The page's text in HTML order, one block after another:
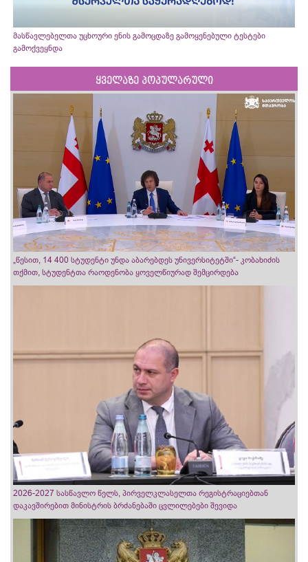
მასწავლებელთა უცხოური ენის გამოცდაზე გამოყენებული ტესტები
გამოქვეყნდა
ყველაზე პოპულარული
„წესით, 14 400 სტუდენტი უნდა აბარებდეს უნივერსიტეტში“- კობახიძის
თქმით, სტუდენტთა რაოდენობა ყოველწიურად შემცირდება
2026-2027 სასწავლო წელს, პირველკლასელთა რეგისტრაციებთან
დაკავშირებით მინისტრის ბრძანებაში ცვლილებები შევიდა